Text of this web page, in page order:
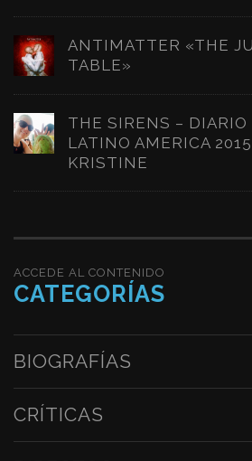
ANTIMATTER «THE
TABLE»
THE SIRENS – DIARIO
LATINO AMERICA
KRISTINE
ACCEDE AL CONTENIDO
CATEGORÍAS
BIOGRAFÍAS
CRÍTICAS